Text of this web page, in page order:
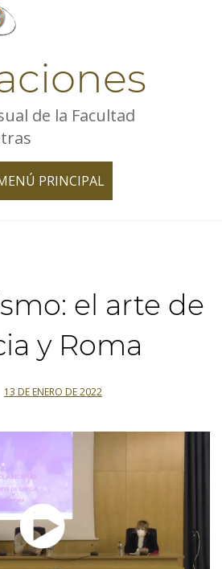
de la Facultad
PRINCIPAL
TOGGLE
el arte de
y Roma
13 DE ENERO DE 2022